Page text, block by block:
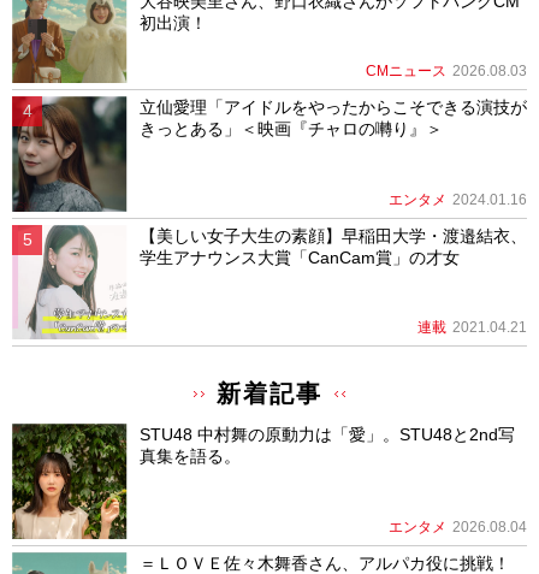
初出演！
CMニュース 2026.08.03
立仙愛理「アイドルをやったからこそできる演技が
きっとある」＜映画『チャロの囀り』＞
エンタメ 2024.01.16
【美しい女子大生の素顔】早稲田大学・渡邉結衣、
学生アナウンス大賞「CanCam賞」の才女
連載 2021.04.21
新着記事
STU48 中村舞の原動力は「愛」。STU48と2nd写
真集を語る。
エンタメ 2026.08.04
＝ＬＯＶＥ佐々木舞香さん、アルパカ役に挑戦！